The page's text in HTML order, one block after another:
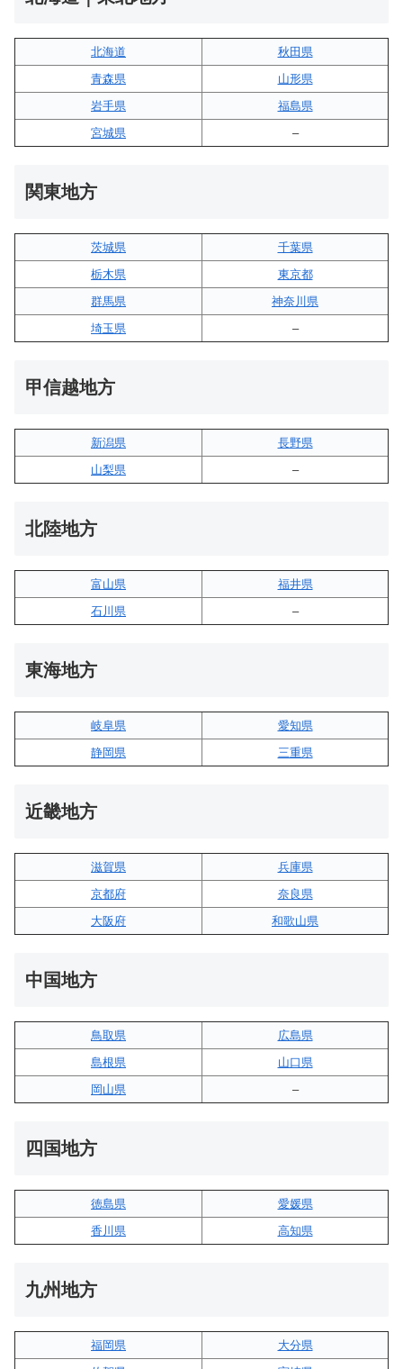
北海道
秋田県
青森県
山形県
岩手県
福島県
宮城県
–
関東地方
茨城県
千葉県
栃木県
東京都
群馬県
神奈川県
埼玉県
–
甲信越地方
新潟県
長野県
山梨県
–
北陸地方
富山県
福井県
石川県
–
東海地方
岐阜県
愛知県
静岡県
三重県
近畿地方
滋賀県
兵庫県
京都府
奈良県
大阪府
和歌山県
中国地方
鳥取県
広島県
島根県
山口県
岡山県
–
四国地方
徳島県
愛媛県
香川県
高知県
九州地方
福岡県
大分県